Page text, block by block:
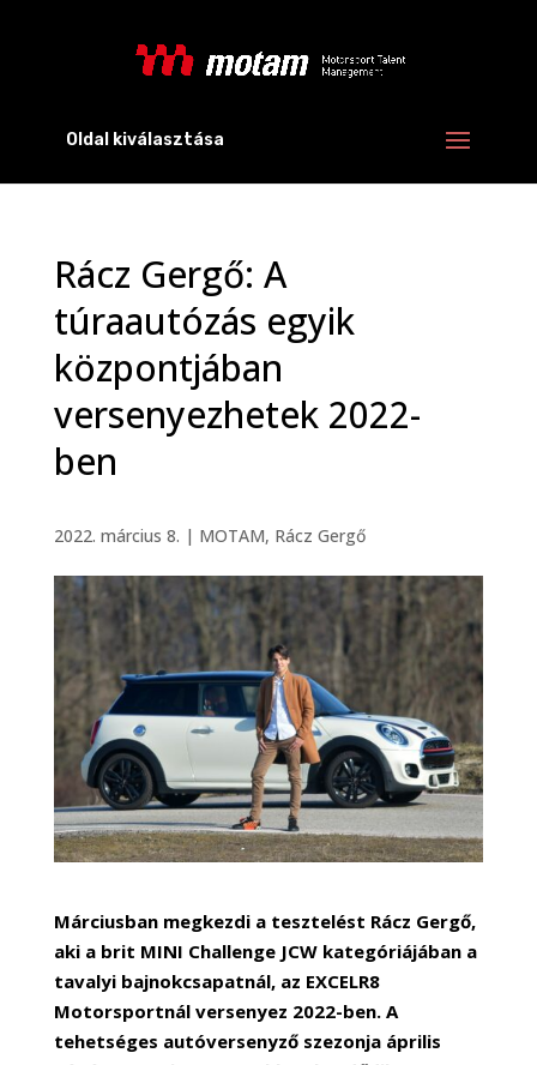
Oldal kiválasztása
Rácz Gergő: A
túraautózás egyik
központjában
versenyezhetek 2022-
ben
2022. március 8. | MOTAM, Rácz Gergő
Márciusban megkezdi a tesztelést Rácz Gergő,
aki a brit MINI Challenge JCW kategóriájában a
tavalyi bajnokcsapatnál, az EXCELR8
Motorsportnál versenyez 2022-ben. A
tehetséges autóversenyző szezonja április